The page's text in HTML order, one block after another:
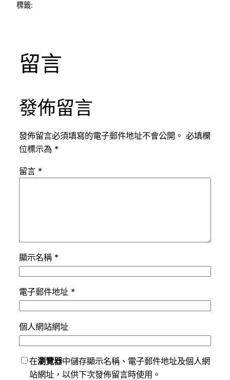
標籤:
留言
發佈留言
發佈留言必須填寫的電子郵件地址不會公開。 必填欄
位標示為 *
留言 *
顯示名稱 *
電子郵件地址 *
個人網站網址
在瀏覽器中儲存顯示名稱、電子郵件地址及個人網
站網址，以供下次發佈留言時使用。